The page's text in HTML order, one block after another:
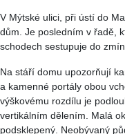
V Mýtské ulici, při ústí do
dům. Je posledním v řadě,
schodech sestupuje do
Na stáří domu upozorňují
a kamenné portály obou
výškovému rozdílu je
vertikálním dělením. Malá
podsklepený. Neobývaný